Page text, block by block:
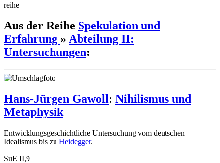
reihe
Aus der Reihe Spekulation und
Erfahrung » Abteilung II:
Untersuchungen:
Hans-Jürgen Gawoll: Nihilismus und
Metaphysik
Entwicklungsgeschichtliche Untersuchung vom deutschen
Idealismus bis zu Heidegger.
SuE II,9